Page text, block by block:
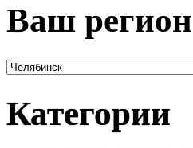
Ваш регион
Категории